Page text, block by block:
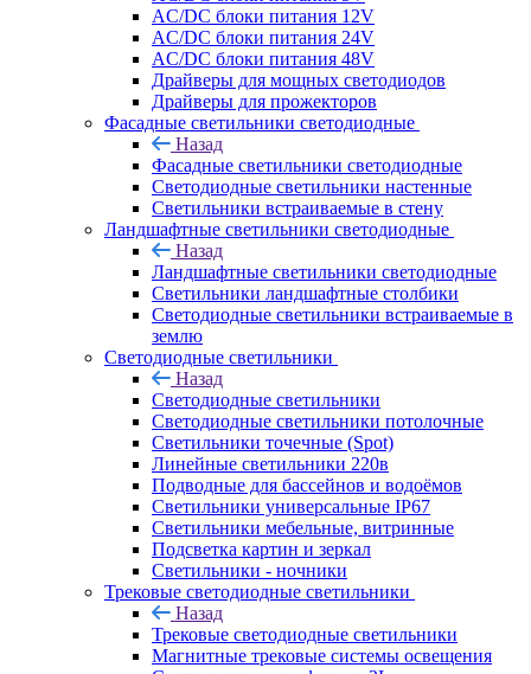
AC/DC блоки питания 12V
AC/DC блоки питания 24V
AC/DC блоки питания 48V
Драйверы для мощных светодиодов
Драйверы для прожекторов
Фасадные светильники светодиодные
Назад
Фасадные светильники светодиодные
Светодиодные светильники настенные
Светильники встраиваемые в стену
Ландшафтные светильники светодиодные
Назад
Ландшафтные светильники светодиодные
Светильники ландшафтные столбики
Светодиодные светильники встраиваемые в
землю
Светодиодные светильники
Назад
Светодиодные светильники
Светодиодные светильники потолочные
Светильники точечные (Spot)
Линейные светильники 220в
Подводные для бассейнов и водоёмов
Светильники универсальные IP67
Светильники мебельные, витринные
Подсветка картин и зеркал
Светильники - ночники
Трековые светодиодные светильники
Назад
Трековые светодиодные светильники
Магнитные трековые системы освещения